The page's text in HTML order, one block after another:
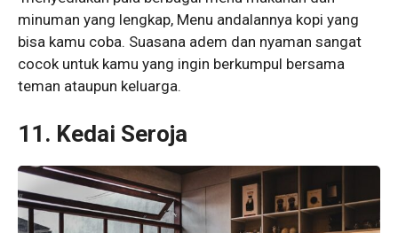
minuman yang lengkap, Menu andalannya kopi yang
bisa kamu coba. Suasana adem dan nyaman sangat
cocok untuk kamu yang ingin berkumpul bersama
teman ataupun keluarga.
11. Kedai Seroja